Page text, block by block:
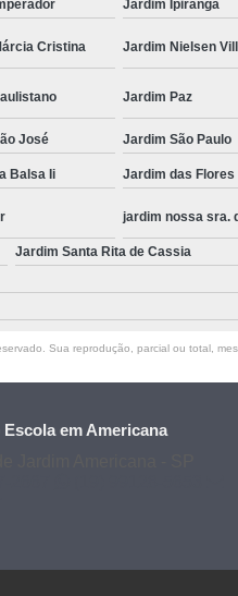
Jardim Ipiranga
Cristina Jardim Nielsen
Jardim Paz
José Jardim São Paulo
Balsa Ii Jardim das Flores
jardim nossa sra.
Jardim Santa Rita de Cassia
Sua reprodução, parcial ou total,
em Americana